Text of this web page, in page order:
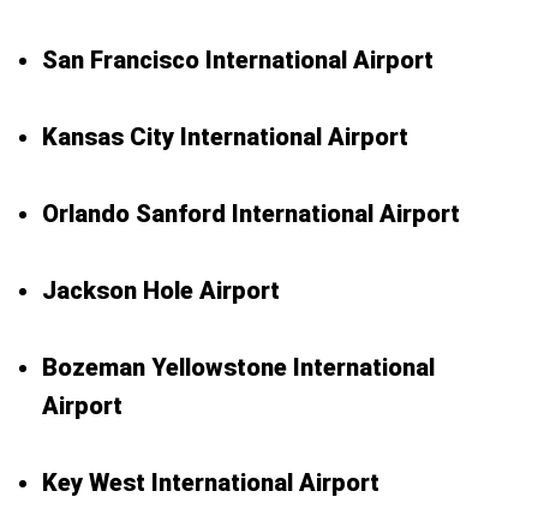
San Francisco International Airport
Kansas City International Airport
Orlando Sanford International Airport
Jackson Hole Airport
Bozeman Yellowstone International
Airport
Key West International Airport